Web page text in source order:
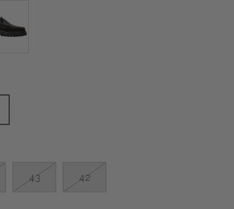
43 42